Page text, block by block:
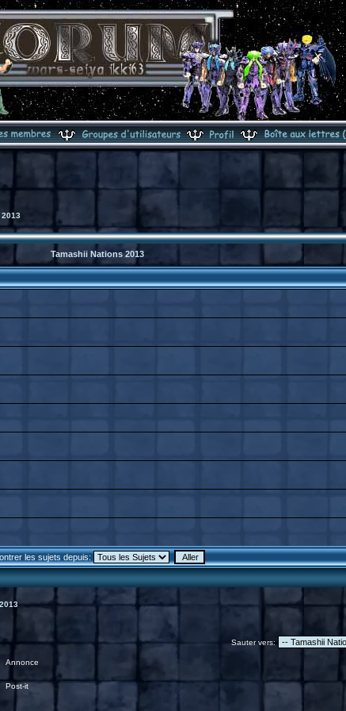
Tamashii Nations 2013
les sujets depuis:
Sauter vers:
Annonce
Post-it